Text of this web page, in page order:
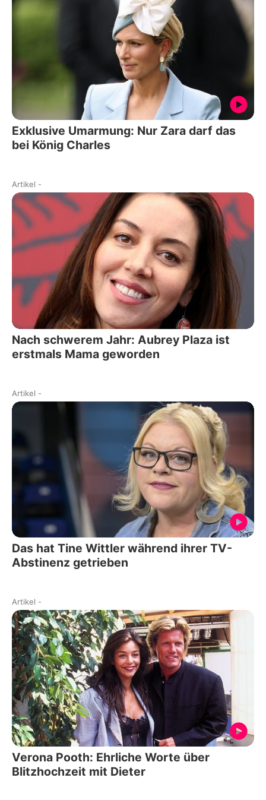
Exklusive Umarmung: Nur Zara darf das
bei König Charles
Artikel -
Nach schwerem Jahr: Aubrey Plaza ist
erstmals Mama geworden
Artikel -
Das hat Tine Wittler während ihrer TV-
Abstinenz getrieben
Artikel -
Verona Pooth: Ehrliche Worte über
Blitzhochzeit mit Dieter